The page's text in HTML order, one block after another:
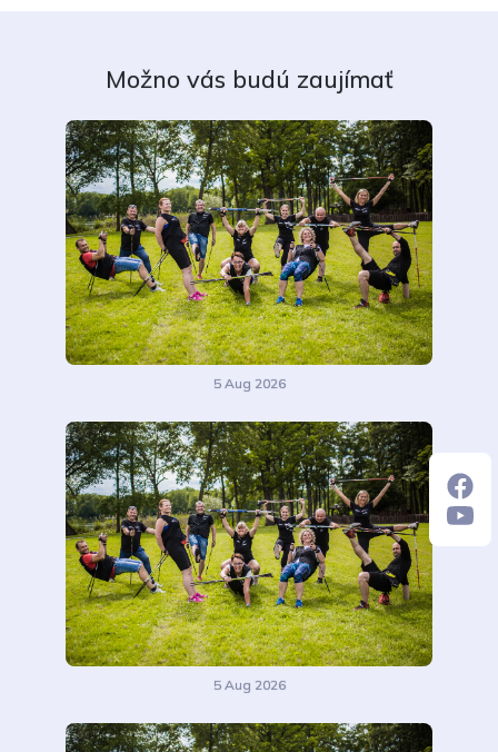
Možno vás budú zaujímať
5 Aug 2026
5 Aug 2026